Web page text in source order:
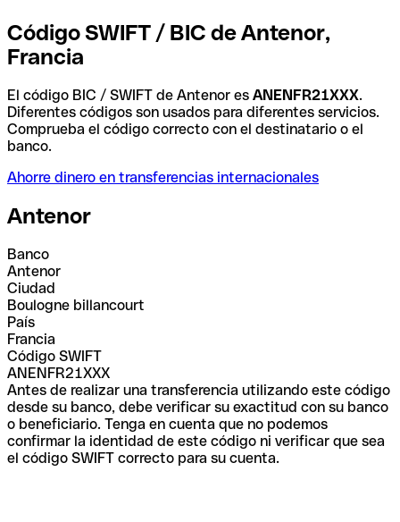
Código SWIFT / BIC de Antenor,
Francia
El código BIC / SWIFT de Antenor es ANENFR21XXX.
Diferentes códigos son usados para diferentes servicios.
Comprueba el código correcto con el destinatario o el
banco.
Ahorre dinero en transferencias internacionales
Antenor
Banco
Antenor
Ciudad
Boulogne billancourt
País
Francia
Código SWIFT
ANENFR21XXX
Antes de realizar una transferencia utilizando este código
desde su banco, debe verificar su exactitud con su banco
o beneficiario. Tenga en cuenta que no podemos
confirmar la identidad de este código ni verificar que sea
el código SWIFT correcto para su cuenta.